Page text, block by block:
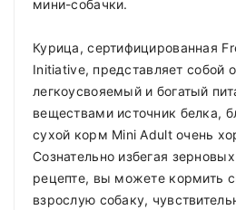
мини-собачки.
Курица, сертифицированная
Initiative, представляет собой
легкоусвояемый и богатый
веществами источник белка,
сухой корм Mini Adult очень
Сознательно избегая
рецепте, вы можете кормить
взрослую собаку,